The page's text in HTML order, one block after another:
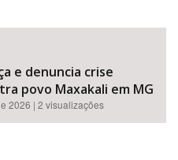
e denuncia crise
povo Maxakali em MG
2026 | 2 visualizações